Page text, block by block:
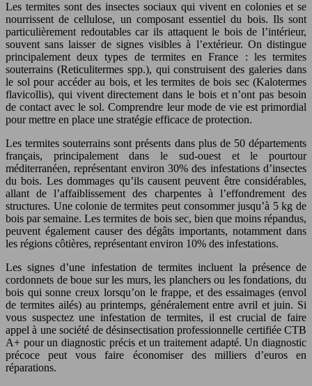
Les termites sont des insectes sociaux qui vivent en colonies et se
nourrissent de cellulose, un composant essentiel du bois. Ils sont
particulièrement redoutables car ils attaquent le bois de l’intérieur,
souvent sans laisser de signes visibles à l’extérieur. On distingue
principalement deux types de termites en France : les termites
souterrains (Reticulitermes spp.), qui construisent des galeries dans
le sol pour accéder au bois, et les termites de bois sec (Kalotermes
flavicollis), qui vivent directement dans le bois et n’ont pas besoin
de contact avec le sol. Comprendre leur mode de vie est primordial
pour mettre en place une stratégie efficace de protection.
Les termites souterrains sont présents dans plus de 50 départements
français, principalement dans le sud-ouest et le pourtour
méditerranéen, représentant environ 30% des infestations d’insectes
du bois. Les dommages qu’ils causent peuvent être considérables,
allant de l’affaiblissement des charpentes à l’effondrement des
structures. Une colonie de termites peut consommer jusqu’à 5 kg de
bois par semaine. Les termites de bois sec, bien que moins répandus,
peuvent également causer des dégâts importants, notamment dans
les régions côtières, représentant environ 10% des infestations.
Les signes d’une infestation de termites incluent la présence de
cordonnets de boue sur les murs, les planchers ou les fondations, du
bois qui sonne creux lorsqu’on le frappe, et des essaimages (envol
de termites ailés) au printemps, généralement entre avril et juin. Si
vous suspectez une infestation de termites, il est crucial de faire
appel à une société de désinsectisation professionnelle certifiée CTB
A+ pour un diagnostic précis et un traitement adapté. Un diagnostic
précoce peut vous faire économiser des milliers d’euros en
réparations.